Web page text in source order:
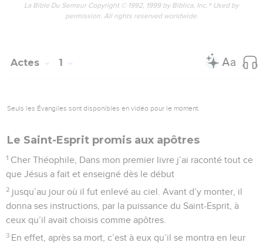
La Bible Du Semeur Copyright © 1992, 1999 by Biblica, Inc.® Used by
permission. All rights reserved worldwide.
Actes 1
Seuls les Évangiles sont disponibles en vidéo pour le moment.
Le Saint-Esprit promis aux apôtres
1 Cher Théophile, Dans mon premier livre j’ai raconté tout ce
que Jésus a fait et enseigné dès le début
2 jusqu’au jour où il fut enlevé au ciel. Avant d’y monter, il
donna ses instructions, par la puissance du Saint-Esprit, à
ceux qu’il avait choisis comme apôtres.
3 En effet, après sa mort, c’est à eux qu’il se montra en leur